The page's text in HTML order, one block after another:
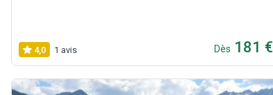
4,0 1 avis Dès 181 €